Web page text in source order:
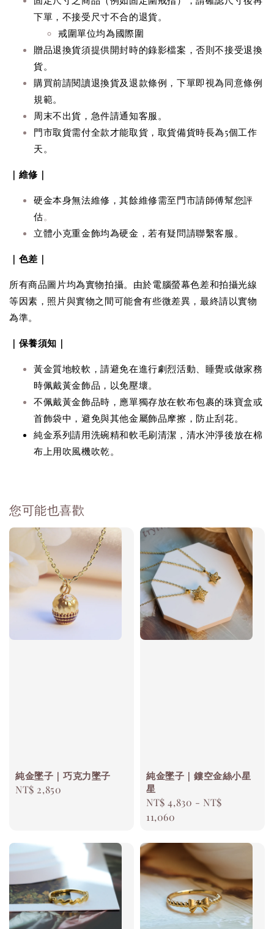
下單，不接受尺寸不合的退貨。
戒圍單位均為國際圍
贈品退換貨須提供開封時的錄影檔案，否則不接受退換
貨。
購買前請閱讀退換貨及退款條例，下單即視為同意條例
規範。
周末不出貨，急件請通知客服。
門市取貨需付全款才能取貨，取貨備貨時長為5個工作
天。
｜維修｜
硬金本身無法維修，其餘維修需至門市請師傅幫您評
估。
立體小克重金飾均為硬金，若有疑問請聯繫客服。
｜色差｜
所有商品圖片均為實物拍攝。由於電腦螢幕色差和拍攝光線
等因素，照片與實物之間可能會有些微差異，最終請以實物
為準。
｜保養須知｜
黃金質地較軟，請避免在進行劇烈活動、睡覺或做家務
時佩戴黃金飾品，以免壓壞。
不佩戴黃金飾品時，應單獨存放在軟布包裹的珠寶盒或
首飾袋中，避免與其他金屬飾品摩擦，防止刮花。
純金系列請用洗碗精和軟毛刷清潔，清水沖淨後放在棉
布上用吹風機吹乾。
您可能也喜歡
純金墜子｜巧克力墜子
Regular
NT$ 2,850
純金墜子｜鏤空金絲小星
星
Regular
price
NT$ 4,830 - NT$
11,060